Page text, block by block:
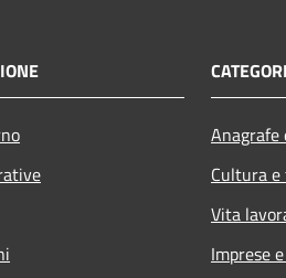
Cultura
Vita
Imprese